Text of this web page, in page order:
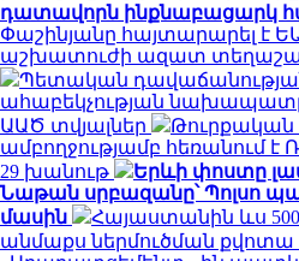
դատավորն ինքնաբացարկ
Փաշինյանը հայտարարել է
աշխատուժի ազատ
Պետական դավաճանության
ահաբեկչության
ԱԱԾ տվյալներ
Թուրքական
ամբողջությամբ հեռանում
29 խանութ
Երևի փոստը
Նաթան սրբազանը՝ Պոլսո
մասին
Հայաստանին ևս
անմաքս ներմուծման քվոտա